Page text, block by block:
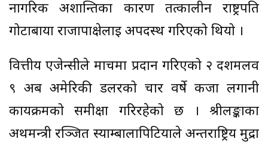
नागरिक अशान्तिका कारण तत्कालीन राष्ट्रपति
गोटाबाया राजापाक्षेलाई अपदस्थ गरिएको थियो ।
वित्तीय एजेन्सीले मार्चमा प्रदान गरिएको २ दशमलव
९ अर्ब अमेरिकी डलरको चार वर्षे कर्जा लगानी
कार्यक्रमको समीक्षा गरिरहेको छ । श्रीलङ्काका
अर्थमन्त्री रञ्जित स्याम्बालापिटियाले अन्तर्राष्ट्रिय मुद्रा